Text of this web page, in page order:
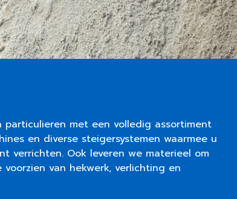
particulieren met een volledig assortiment
en diverse steigersystemen waarmee u
verrichten. Ook leveren we materieel om
van hekwerk, verlichting en